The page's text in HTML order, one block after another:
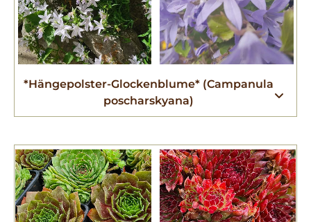
*Hängepolster-Glockenblume* (Campanula
poscharskyana)